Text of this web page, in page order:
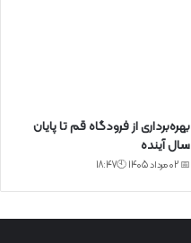
بهره‌برداری از فرودگاه قم تا پایان
سال آینده
📅 02 مرداد 1405 🕙18:47